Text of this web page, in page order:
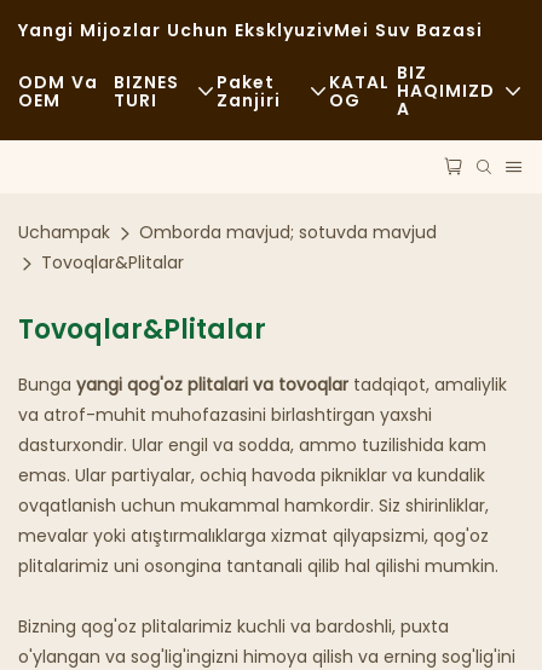
Yangi Mijozlar Uchun EksklyuzivMei Suv Bazasi
ODM Va
OEM
BIZNES
TURI
Yaxshi Ovqatlanish
Kafe Va Qahvaxonalar
Bufet
Oziq-Ovqat Yuk Mashinalari
Nonvoyxona
Yog'li Qoshiq
Paket
Zanjiri
Jarayon
Texnologiya
KATAL
OG
BIZ
HAQIMIZD
A
Yangiliklar
Uchampak
Omborda mavjud; sotuvda mavjud
Tovoqlar&Plitalar
Tovoqlar&Plitalar
Bunga yangi qog'oz plitalari va tovoqlar tadqiqot, amaliylik
va atrof-muhit muhofazasini birlashtirgan yaxshi
dasturxondir. Ular engil va sodda, ammo tuzilishida kam
emas. Ular partiyalar, ochiq havoda pikniklar va kundalik
ovqatlanish uchun mukammal hamkordir. Siz shirinliklar,
mevalar yoki atıştırmalıklarga xizmat qilyapsizmi, qog'oz
plitalarimiz uni osongina tantanali qilib hal qilishi mumkin.
Bizning qog'oz plitalarimiz kuchli va bardoshli, puxta
o'ylangan va sog'lig'ingizni himoya qilish va erning sog'lig'ini